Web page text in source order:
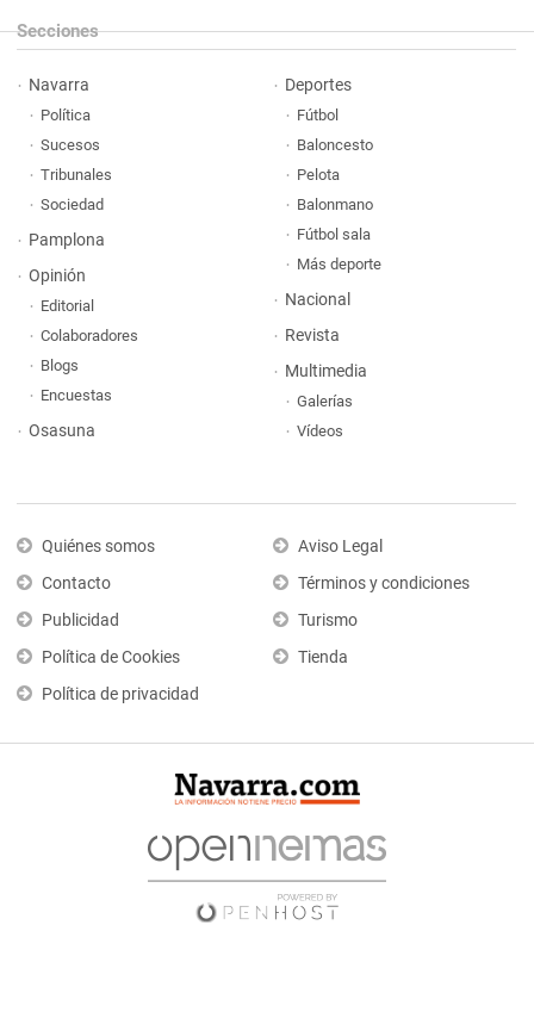
Secciones
Navarra
Política
Sucesos
Tribunales
Sociedad
Pamplona
Opinión
Editorial
Colaboradores
Blogs
Encuestas
Osasuna
Deportes
Fútbol
Baloncesto
Pelota
Balonmano
Fútbol sala
Más deporte
Nacional
Revista
Multimedia
Galerías
Vídeos
Quiénes somos
Contacto
Publicidad
Política de Cookies
Política de privacidad
Aviso Legal
Términos y condiciones
Turismo
Tienda